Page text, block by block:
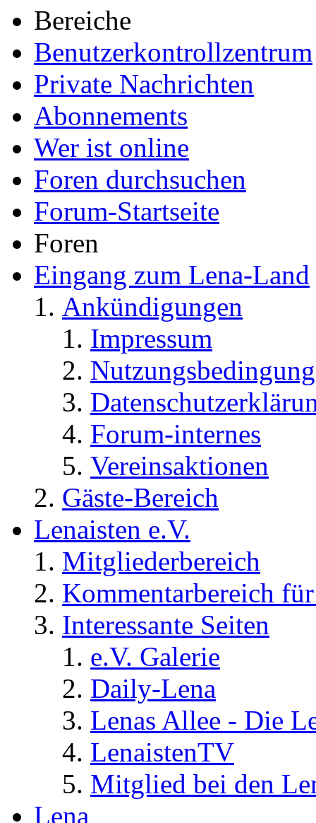
Bereiche
Benutzerkontrollzentrum
Private Nachrichten
Abonnements
Wer ist online
Foren durchsuchen
Forum-Startseite
Foren
Eingang zum Lena-Land
Ankündigungen
Impressum
Forum-internes
Vereinsaktionen
Gäste-Bereich
Lenaisten e.V.
Mitgliederbereich
Kommentarbereich
Interessante Seiten
e.V. Galerie
Daily-Lena
Lenas Allee - Die
LenaistenTV
Mitglied bei den
Lena